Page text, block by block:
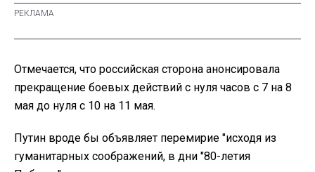
Отмечается, что российская сторона анонсировала
прекращение боевых действий с нуля часов с 7 на 8
мая до нуля с 10 на 11 мая.
Путин вроде бы объявляет перемирие "исходя из
гуманитарных соображений, в дни "80-летия